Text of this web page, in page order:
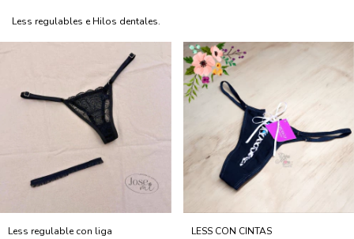
Less regulables e Hilos dentales.
Less regulable con liga LESS CON CINTAS